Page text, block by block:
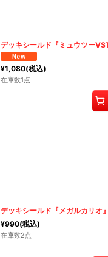
デッキシールド『ミュウツー
¥1,080(税込)
在庫数1点
デッキシールド『メガルカリオ
¥990(税込)
在庫数2点